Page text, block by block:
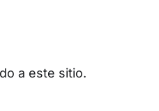
a este sitio.